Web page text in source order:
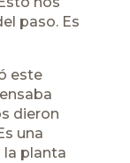
paso. Es
este
dieron
una
la planta